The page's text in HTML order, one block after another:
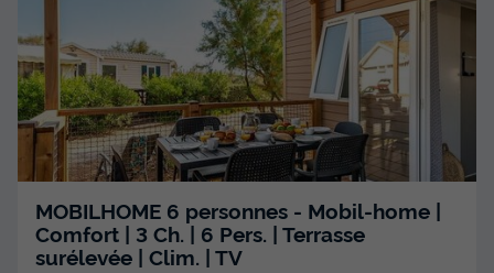
MOBILHOME 6 personnes - Mobil-home |
Comfort | 3 Ch. | 6 Pers. | Terrasse
surélevée | Clim. | TV